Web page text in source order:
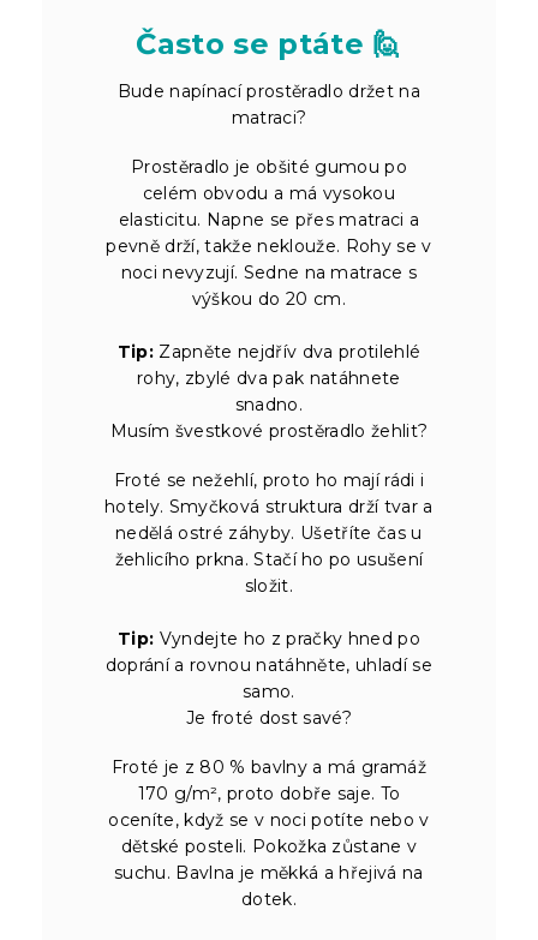
Často se ptáte 🙋
Bude napínací prostěradlo držet na
matraci?
Prostěradlo je obšité gumou po
celém obvodu a má vysokou
elasticitu. Napne se přes matraci a
pevně drží, takže neklouže. Rohy se v
noci nevyzují. Sedne na matrace s
výškou do 20 cm.
Tip: Zapněte nejdřív dva protilehlé
rohy, zbylé dva pak natáhnete
snadno.
Musím švestkové prostěradlo žehlit?
Froté se nežehlí, proto ho mají rádi i
hotely. Smyčková struktura drží tvar a
nedělá ostré záhyby. Ušetříte čas u
žehlicího prkna. Stačí ho po usušení
složit.
Tip: Vyndejte ho z pračky hned po
doprání a rovnou natáhněte, uhladí se
samo.
Je froté dost savé?
Froté je z 80 % bavlny a má gramáž
170 g/m², proto dobře saje. To
oceníte, když se v noci potíte nebo v
dětské posteli. Pokožka zůstane v
suchu. Bavlna je měkká a hřejivá na
dotek.